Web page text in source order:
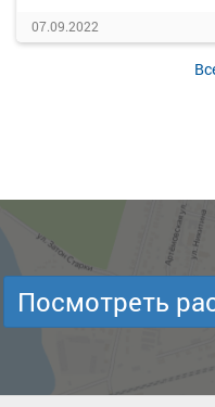
07.09.2022
Посмотреть